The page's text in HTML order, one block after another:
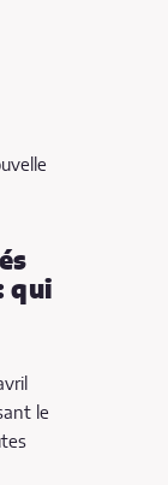
qui
le